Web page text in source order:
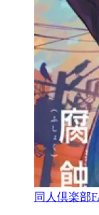
同人倶楽部